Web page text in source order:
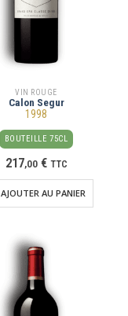
VIN ROUGE
Calon Segur
1998
BOUTEILLE 75CL
217,00 € TTC
AJOUTER AU PANIER